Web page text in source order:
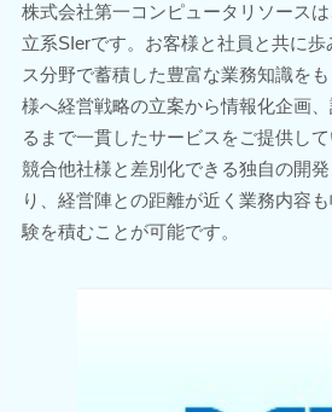
株式会社第一コンピュータリソース
立系SIerです。お客様と社員と共に
ス分野で蓄積した豊富な業務知識を
様へ経営戦略の立案から情報化企画
るまで一貫したサービスをご提供して
競合他社様と差別化できる独自の開
り、経営陣との距離が近く業務内容
験を積むことが可能です。